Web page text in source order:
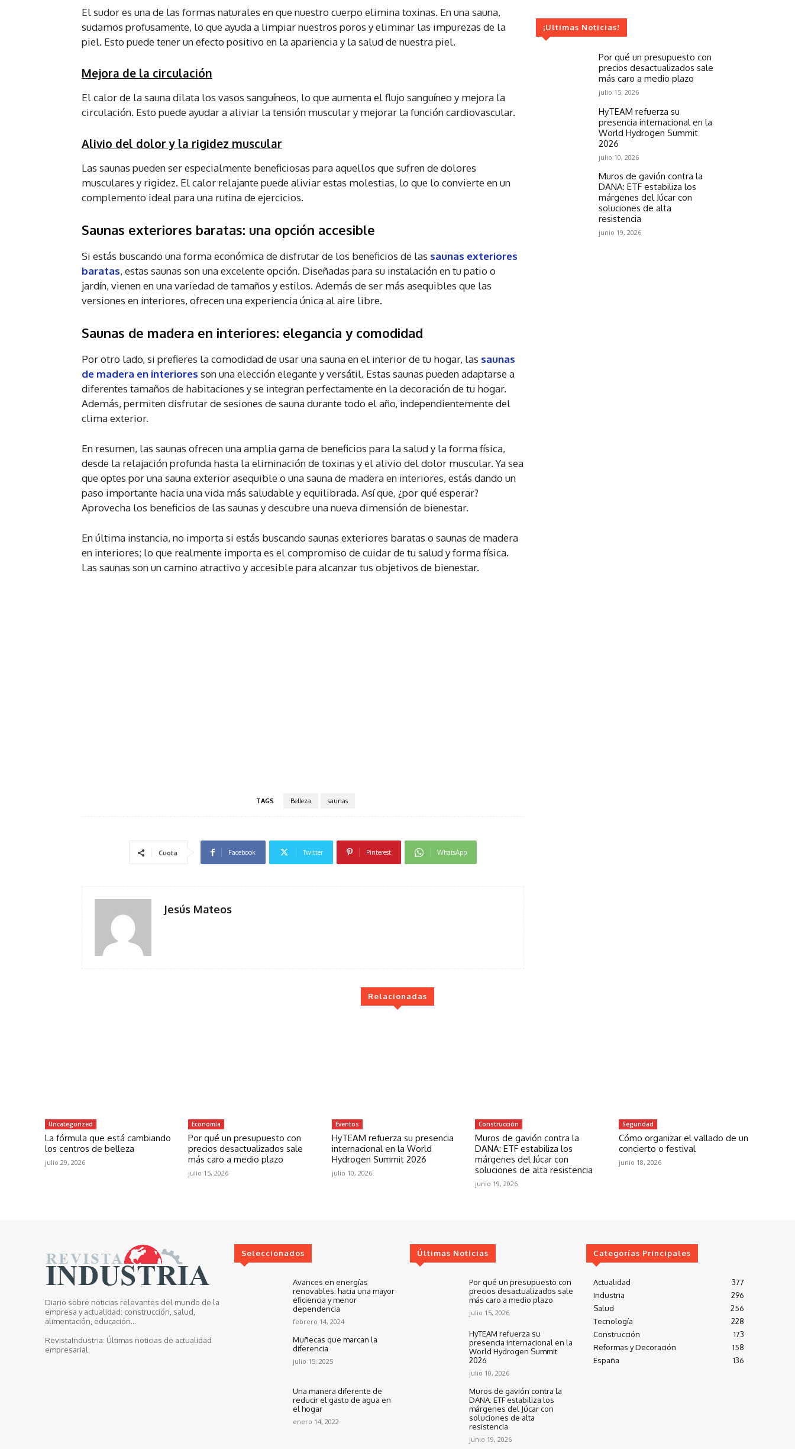
El sudor es una de las formas naturales en que nuestro cuerpo elimina toxinas. En una sauna,
sudamos profusamente, lo que ayuda a limpiar nuestros poros y eliminar las impurezas de la
piel. Esto puede tener un efecto positivo en la apariencia y la salud de nuestra piel.
Mejora de la circulación
El calor de la sauna dilata los vasos sanguíneos, lo que aumenta el flujo sanguíneo y mejora la
circulación. Esto puede ayudar a aliviar la tensión muscular y mejorar la función cardiovascular.
Alivio del dolor y la rigidez muscular
Las saunas pueden ser especialmente beneficiosas para aquellos que sufren de dolores
musculares y rigidez. El calor relajante puede aliviar estas molestias, lo que lo convierte en un
complemento ideal para una rutina de ejercicios.
Saunas exteriores baratas: una opción accesible
Si estás buscando una forma económica de disfrutar de los beneficios de las saunas exteriores
baratas, estas saunas son una excelente opción. Diseñadas para su instalación en tu patio o
jardín, vienen en una variedad de tamaños y estilos. Además de ser más asequibles que las
versiones en interiores, ofrecen una experiencia única al aire libre.
Saunas de madera en interiores: elegancia y comodidad
Por otro lado, si prefieres la comodidad de usar una sauna en el interior de tu hogar, las saunas
de madera en interiores son una elección elegante y versátil. Estas saunas pueden adaptarse a
diferentes tamaños de habitaciones y se integran perfectamente en la decoración de tu hogar.
Además, permiten disfrutar de sesiones de sauna durante todo el año, independientemente del
clima exterior.
En resumen, las saunas ofrecen una amplia gama de beneficios para la salud y la forma física,
desde la relajación profunda hasta la eliminación de toxinas y el alivio del dolor muscular. Ya sea
que optes por una sauna exterior asequible o una sauna de madera en interiores, estás dando un
paso importante hacia una vida más saludable y equilibrada. Así que, ¿por qué esperar?
Aprovecha los beneficios de las saunas y descubre una nueva dimensión de bienestar.
En última instancia, no importa si estás buscando saunas exteriores baratas o saunas de madera
en interiores; lo que realmente importa es el compromiso de cuidar de tu salud y forma física.
Las saunas son un camino atractivo y accesible para alcanzar tus objetivos de bienestar.
TAGS Belleza saunas
Cuota Facebook Twitter Pinterest WhatsApp
Jesús Mateos
¡Ultimas Noticias!
Por qué un presupuesto con
precios desactualizados sale
más caro a medio plazo
julio 15, 2026
HyTEAM refuerza su
presencia internacional en la
World Hydrogen Summit
2026
julio 10, 2026
Muros de gavión contra la
DANA: ETF estabiliza los
márgenes del Júcar con
soluciones de alta
resistencia
junio 19, 2026
Relacionadas
Uncategorized
La fórmula que está cambiando
los centros de belleza
julio 29, 2026
Economía
Por qué un presupuesto con
precios desactualizados sale
más caro a medio plazo
julio 15, 2026
Eventos
HyTEAM refuerza su presencia
internacional en la World
Hydrogen Summit 2026
julio 10, 2026
Construcción
Muros de gavión contra la
DANA: ETF estabiliza los
márgenes del Júcar con
soluciones de alta resistencia
junio 19, 2026
Seguridad
Cómo organizar el vallado de un
concierto o festival
junio 18, 2026
Diario sobre noticias relevantes del mundo de la
empresa y actualidad: construcción, salud,
alimentación, educación...
RevistaIndustria: Últimas noticias de actualidad
empresarial.
Seleccionados
Avances en energías
renovables: hacia una mayor
eficiencia y menor
dependencia
febrero 14, 2024
Muñecas que marcan la
diferencia
julio 15, 2025
Una manera diferente de
reducir el gasto de agua en
el hogar
enero 14, 2022
Últimas Noticias
Por qué un presupuesto con
precios desactualizados sale
más caro a medio plazo
julio 15, 2026
HyTEAM refuerza su
presencia internacional en la
World Hydrogen Summit
2026
julio 10, 2026
Muros de gavión contra la
DANA: ETF estabiliza los
márgenes del Júcar con
soluciones de alta
resistencia
junio 19, 2026
Categorías Principales
Actualidad
377
Industria
296
Salud
256
Tecnología
228
Construcción
173
Reformas y Decoración
158
España
136